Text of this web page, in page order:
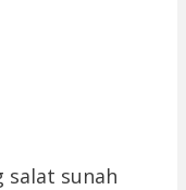
salat sunah